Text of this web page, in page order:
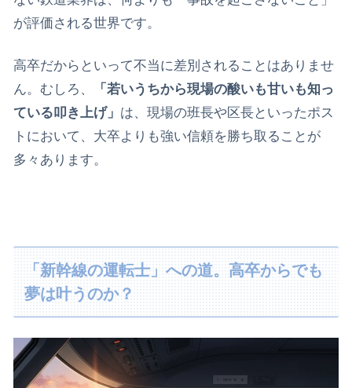
が評価される世界です。
高卒だからといって不当に差別されることはありませ
ん。むしろ、
「若いうちから現場の酸いも甘いも知っ
ている叩き上げ」 は、現場の班長や区長といったポス
トにおいて、大卒よりも強い信頼を勝ち取ることが
多々あります。
「新幹線の運転士」への道。高卒からでも
夢は叶うのか？